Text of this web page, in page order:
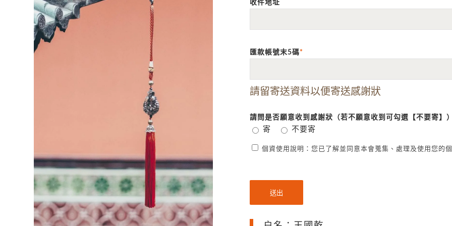
收件地址
匯款帳號末5碼*
請留寄送資料以便寄送感謝狀
請問是否願意收到感謝狀（若不願意收到可勾選【不要寄】）
寄 不要寄
個資使用說明：您已了解並同意本會蒐集、處理及使用您的個